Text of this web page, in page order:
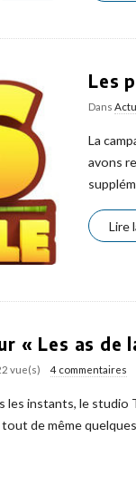
Les
Dans
La
avons
Lire
« Les as de
vue(s) 4 commentaires
les instants, le
de même